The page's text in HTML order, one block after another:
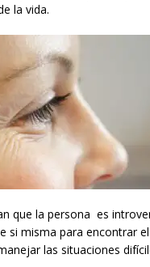
la vida.
que la persona es
si misma para encontrar
las situaciones